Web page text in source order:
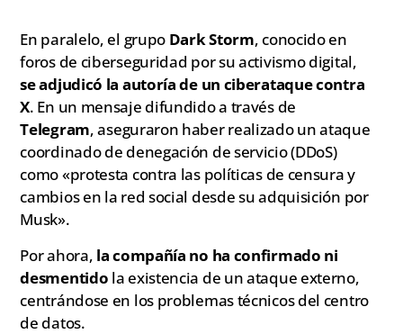
En paralelo, el grupo Dark Storm, conocido en
foros de ciberseguridad por su activismo digital,
se adjudicó la autoría de un ciberataque contra
X. En un mensaje difundido a través de
Telegram, aseguraron haber realizado un ataque
coordinado de denegación de servicio (DDoS)
como «protesta contra las políticas de censura y
cambios en la red social desde su adquisición por
Musk».
Por ahora, la compañía no ha confirmado ni
desmentido la existencia de un ataque externo,
centrándose en los problemas técnicos del centro
de datos.